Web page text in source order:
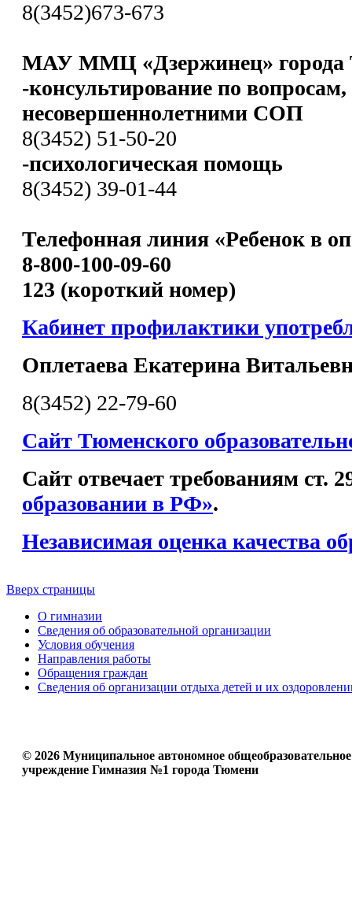
8(3452)673-673
МАУ ММЦ «Дзержинец» города
-консультирование по
несовершеннолетними СОП
8(3452) 51-50-20
-психологическая помощь
8(3452) 39-01-44
Телефонная линия «Ребенок в
8-800-100-09-60
123 (короткий номер)
Кабинет профилактики
Оплетаева Екатерина
8(3452) 22-79-60
Сайт Тюменского
Сайт отвечает требованиям ст.
образовании в РФ».
Независимая оценка качества
Вверх страницы
О гимназии
Сведения об образовательной организации
Условия обучения
Направления работы
Обращения граждан
Сведения об организации отдыха детей и их
© 2026 Муниципальное автономное общеобразовательное
учреждение Гимназия №1 города Тюмени